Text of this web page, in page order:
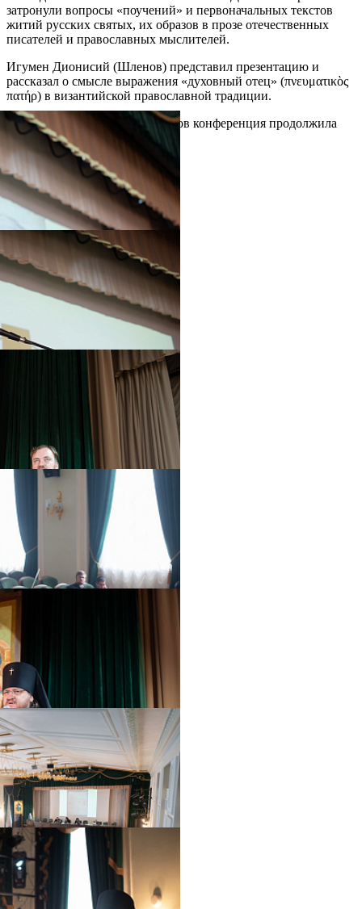
затронули вопросы «поучений» и первоначальных текстов
житий русских святых, их образов в прозе отечественных
писателей и православных мыслителей.
Игумен Дионисий (Шленов) представил презентацию и
рассказал о смысле выражения «духовный отец» (πνευματικὸς
πατήρ) в византийской православной традиции.
После выступления докладчиков конференция продолжила
работать в режиме секций.
Распечатать
Фото